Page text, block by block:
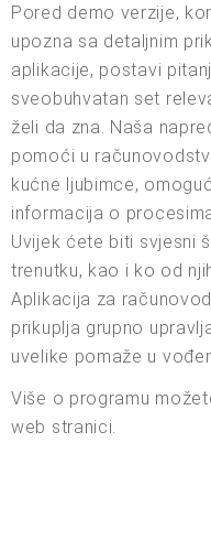
Pored demo verzije,
upozna sa detaljnim
aplikacije, postavi
sveobuhvatan set
želi da zna. Naša
pomoći u
kućne ljubimce,
informacija o
Uvijek ćete biti svjesni
trenutku, kao i ko od
Aplikacija za
prikuplja grupno
uvelike pomaže u
Više o programu
web stranici.